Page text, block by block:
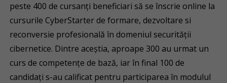
peste 400 de cursanți beneficiari să se înscrie online la
cursurile CyberStarter de formare, dezvoltare si
reconversie profesională în domeniul securității
cibernetice. Dintre aceștia, aproape 300 au urmat un
curs de competențe de bază, iar în final 100 de
candidați s-au calificat pentru participarea în modulul